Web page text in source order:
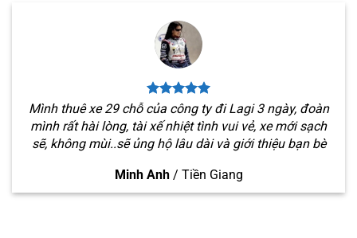
Mình thuê xe 29 chỗ của công ty đi Lagi 3 ngày, đoàn
mình rất hài lòng, tài xế nhiệt tình vui vẻ, xe mới sạch
sẽ, không mùi..sẽ ủng hộ lâu dài và giới thiệu bạn bè
Minh Anh / Tiền Giang